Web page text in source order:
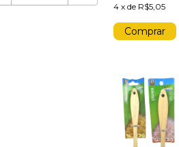
4 xde R$5,05